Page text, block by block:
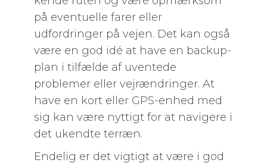
på eventuelle farer eller
udfordringer på vejen. Det kan også
være en god idé at have en backup-
plan i tilfælde af uventede
problemer eller vejrændringer. At
have en kort eller GPS-enhed med
sig kan være nyttigt for at navigere i
det ukendte terræn.
Endelig er det vigtigt at være i god